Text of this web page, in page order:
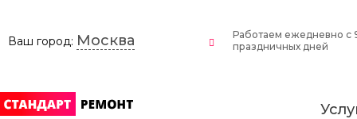
Ваш город: Москва
Работаем ежедневно c
праздничных дней